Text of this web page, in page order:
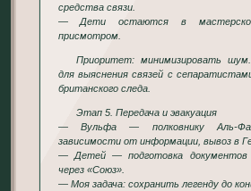
средства связи.
— Дети остаются в
присмотром.
Приоритет: минимизировать шум. Вульф нужен
для выяснения связей с
британского следа.
Этап 5. Передача и эвакуация
— Вульфа — полковнику Аль-
зависимости от информации, вывоз в
— Детей — подготовка документов
через «Союз».
— Моя задача: сохранить легенду до